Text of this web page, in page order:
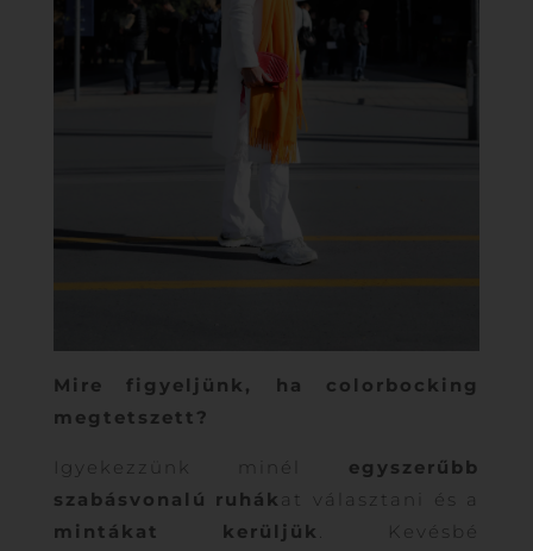
Mire figyeljünk, ha colorbocking
megtetszett?
Igyekezzünk minél egyszerűbb
szabásvonalú ruhák at választani és a
mintákat kerüljük . Kevésbé